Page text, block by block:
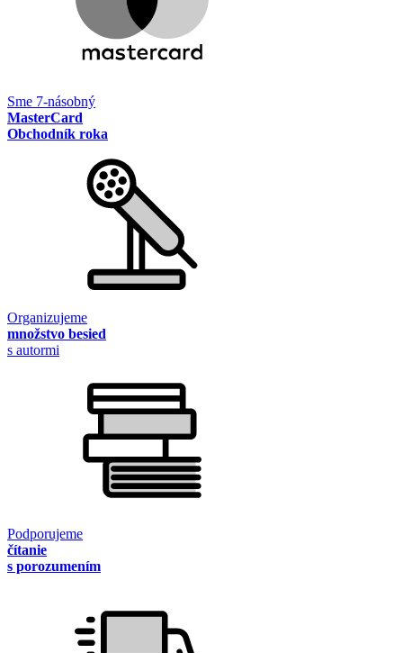
Sme 7-násobný
MasterCard
Obchodník roka
Organizujeme
množstvo besied
s autormi
Podporujeme
čítanie
s porozumením